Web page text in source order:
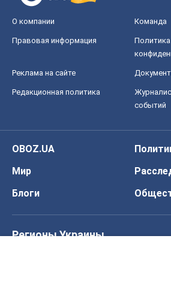
О компании Команда
Правовая информация
Политика
Реклама на сайте
Редакционная политика
событий
OBOZ.UA
Мир
Блоги
Регионы Украины